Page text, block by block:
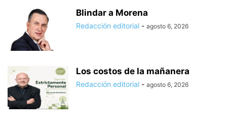
Blindar a Morena
Redacción editorial - agosto 6, 2026
Los costos de la mañanera
Redacción editorial - agosto 6, 2026